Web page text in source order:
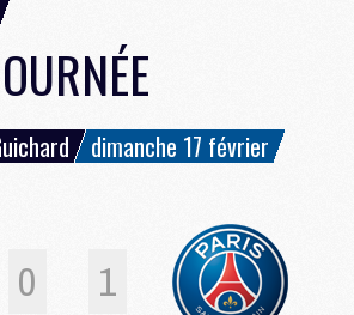
dimanche 17 février
0 1